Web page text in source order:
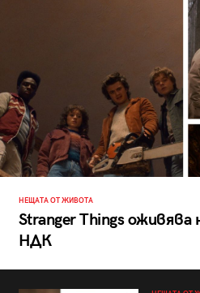
НЕЩАТА ОТ ЖИВОТА
Stranger Things оживява
НДК